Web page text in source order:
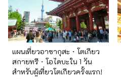
แผนเที่ยวอาซากุสะ・โตเกียว
สกายทรี・โอไดบะใน 1 วัน
สำหรับผู้เที่ยวโตเกียวครั้งแรก!